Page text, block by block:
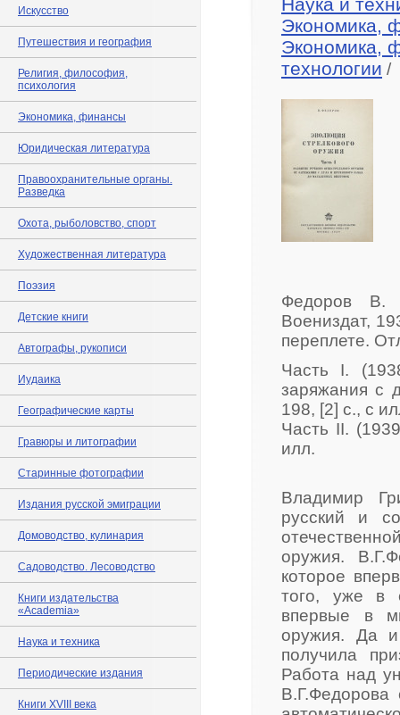
Искусство
Путешествия и география
Религия, философия,
психология
Экономика, финансы
Юридическая литература
Правоохранительные органы.
Разведка
Охота, рыболовство, спорт
Художественная литература
Поэзия
Детские книги
Автографы, рукописи
Иудаика
Географические карты
Гравюры и литографии
Старинные фотографии
Издания русской эмиграции
Домоводство, кулинария
Садоводство. Лесоводство
Книги издательства
«Academia»
Наука и техника
Периодические издания
Книги XVIII века
Экономика,
Экономика,
технологии /
Федоров В.
Воениздат,
переплете.
Часть I.
заряжания с
198, [2] с., с
Часть II.
илл.
Владимир
русский и
оружия.
которое
того, уже в
впервые в
оружия. Да и
получила
Работа над
В.Г.Федорова